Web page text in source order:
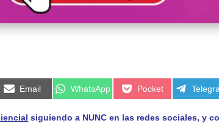
Compartir
en
Email
Compartir
en
WhatsApp
Compartir
en
Pocket
en
siguiendo a NUNC en las redes sociales, y